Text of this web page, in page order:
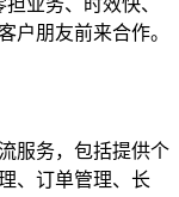
服务，包括提供个
、订单管理、长
业务、时效快、
户朋友前来合作。